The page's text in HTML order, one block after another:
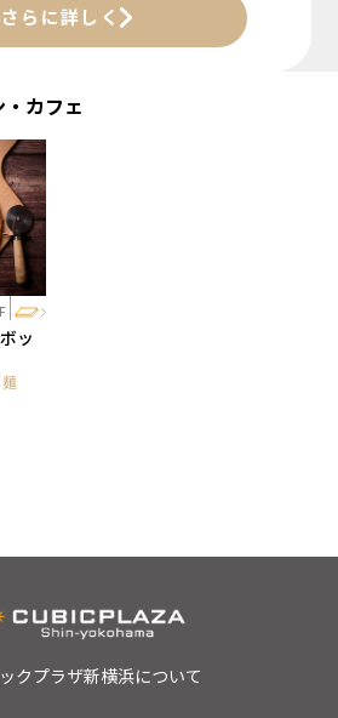
さらに詳しく
カフェ
ッ
クプラザ新横浜について